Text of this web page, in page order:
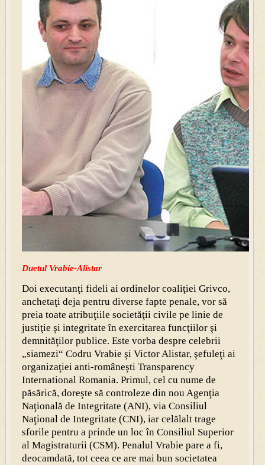
Duetul Vrabie-Alistar
Doi executanţi fideli ai ordinelor coaliţiei Grivco,
anchetaţi deja pentru diverse fapte penale, vor să
preia toate atribuţiile societăţii civile pe linie de
justiţie şi integritate în exercitarea funcţiilor şi
demnităţilor publice. Este vorba despre celebrii
„siamezi“ Codru Vrabie şi Victor Alistar, şefuleţi ai
organizaţiei anti-româneşti Transparency
International Romania. Primul, cel cu nume de
păsărică, doreşte să controleze din nou Agenţia
Naţională de Integritate (ANI), via Consiliul
Naţional de Integritate (CNI), iar celălalt trage
sforile pentru a prinde un loc în Consiliul Superior
al Magistraturii (CSM). Penalul Vrabie pare a fi,
deocamdată, tot ceea ce are mai bun societatea